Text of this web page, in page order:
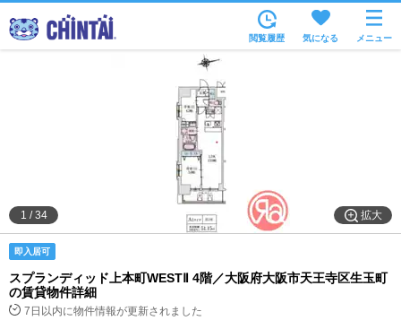
沿線・駅から
住所から
家賃相場から
通勤通学時間から
物件特集から
不動産会社から
閲覧履歴 気になる メニュー
拡大
1 /34
即入居可
スプランディッド上本町WESTⅡ 4階／大阪府大阪市天王寺区生玉町
の賃貸物件詳細
7日以内に物件情報が更新されました